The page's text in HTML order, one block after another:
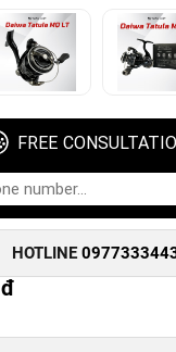
FREE
HOTLINE
đ